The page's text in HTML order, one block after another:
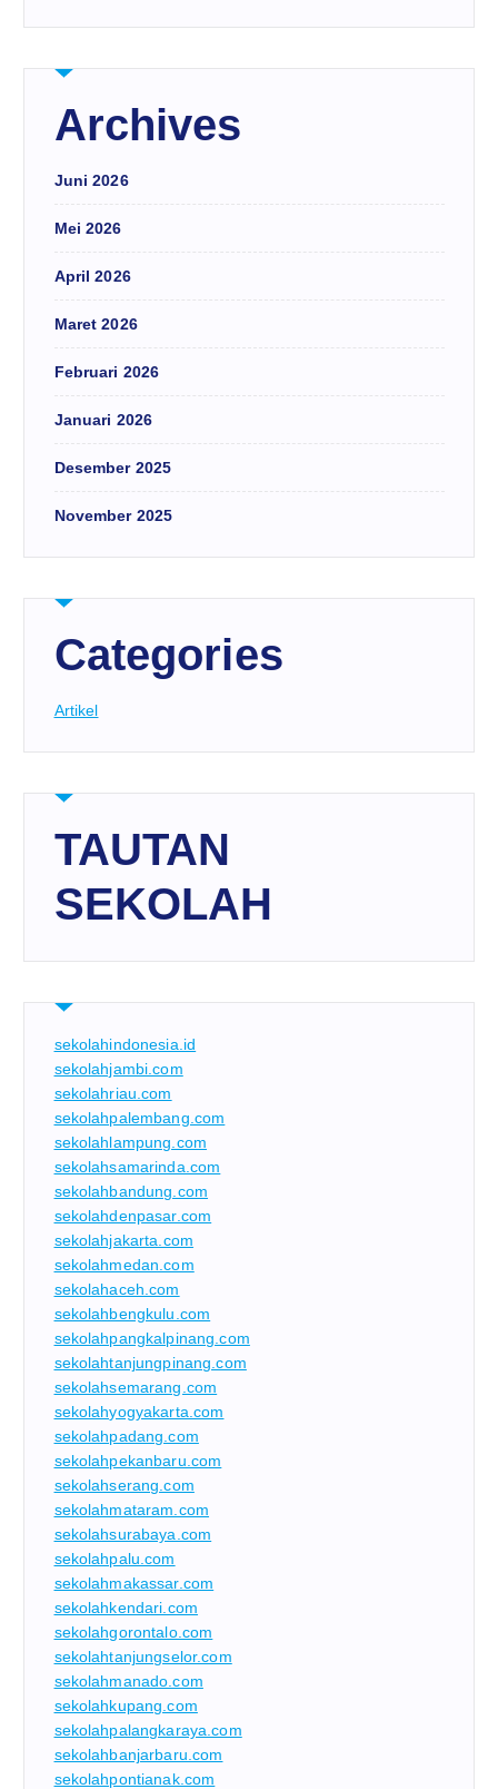
Archives
Juni 2026
Mei 2026
April 2026
Maret 2026
Februari 2026
Januari 2026
Desember 2025
November 2025
Categories
Artikel
TAUTAN
SEKOLAH
sekolahindonesia.id
sekolahjambi.com
sekolahriau.com
sekolahpalembang.com
sekolahlampung.com
sekolahsamarinda.com
sekolahbandung.com
sekolahdenpasar.com
sekolahjakarta.com
sekolahmedan.com
sekolahaceh.com
sekolahbengkulu.com
sekolahpangkalpinang.com
sekolahtanjungpinang.com
sekolahsemarang.com
sekolahyogyakarta.com
sekolahpadang.com
sekolahpekanbaru.com
sekolahserang.com
sekolahmataram.com
sekolahsurabaya.com
sekolahpalu.com
sekolahmakassar.com
sekolahkendari.com
sekolahgorontalo.com
sekolahtanjungselor.com
sekolahmanado.com
sekolahkupang.com
sekolahpalangkaraya.com
sekolahbanjarbaru.com
sekolahpontianak.com